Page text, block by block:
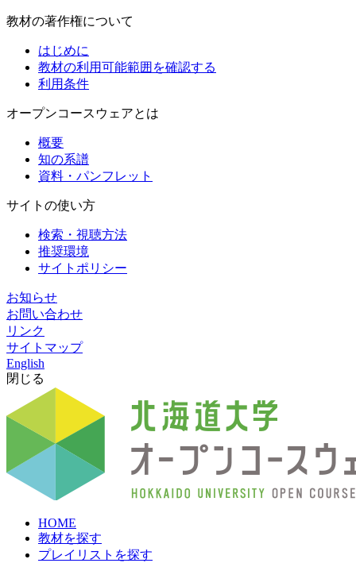
教材の著作権について
はじめに
教材の利用可能範囲を確認する
利用条件
オープンコースウェアとは
概要
知の系譜
資料・パンフレット
サイトの使い方
検索・視聴方法
推奨環境
サイトポリシー
お知らせ
お問い合わせ
リンク
サイトマップ
English
閉じる
HOME
教材を探す
プレイリストを探す